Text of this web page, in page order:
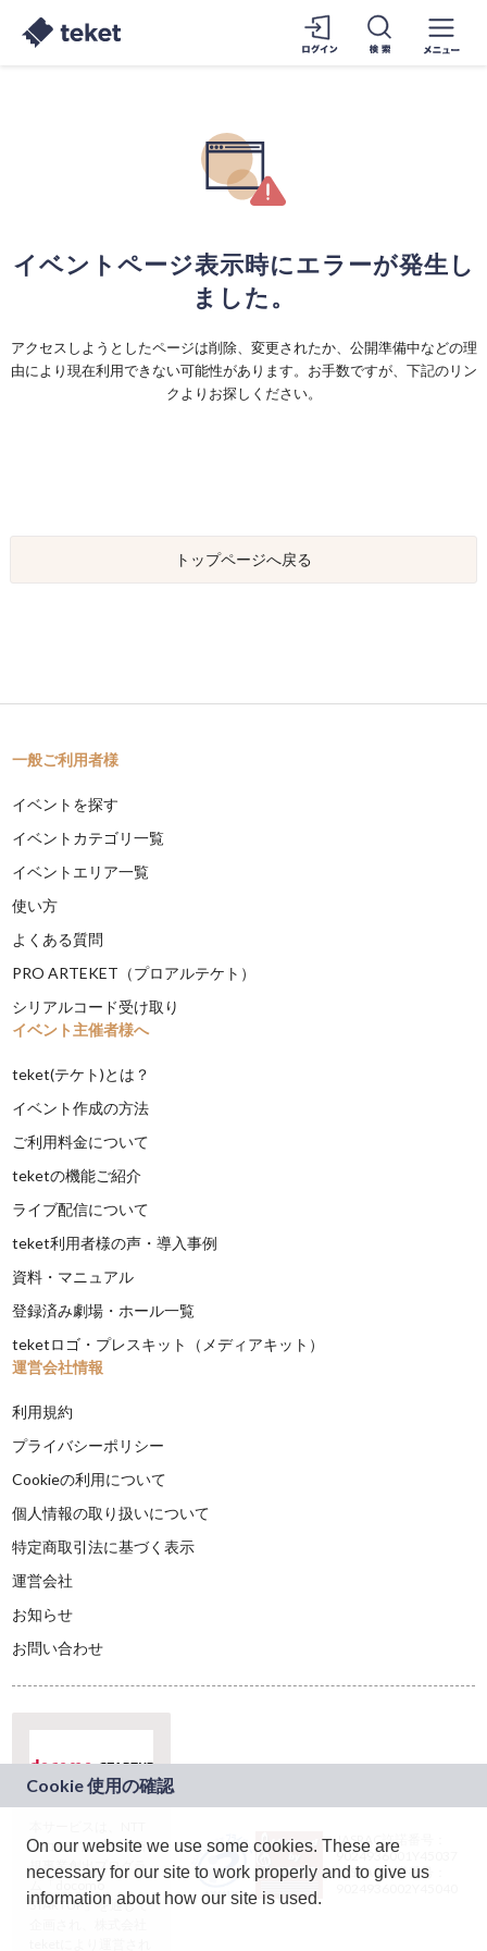
イベントページ表示時にエラーが発生し
ました。
アクセスしようとしたページは削除、変更されたか、公開準備中などの理
由により現在利用できない可能性があります。お手数ですが、下記のリン
クよりお探しください。
トップページへ戻る
一般ご利用者様
イベントを探す
イベントカテゴリ一覧
イベントエリア一覧
使い方
よくある質問
PRO ARTEKET（プロアルテケト）
シリアルコード受け取り
イベント主催者様へ
teket(テケト)とは？
イベント作成の方法
ご利用料金について
teketの機能ご紹介
ライブ配信について
teket利用者様の声・導入事例
資料・マニュアル
登録済み劇場・ホール一覧
teketロゴ・プレスキット（メディアキット）
運営会社情報
利用規約
プライバシーポリシー
Cookieの利用について
個人情報の取り扱いについて
特定商取引法に基づく表示
運営会社
お知らせ
お問い合わせ
ドコモグループの新
規事業創出プログラ
ム「docomo
STARTUP」を通じて
JASRAC許諾番号：
9024936001Y45037
JASRAC許諾番号：
On our website we use some cookies. These are
necessary for our site to work properly and to give us
information about how our site is used.